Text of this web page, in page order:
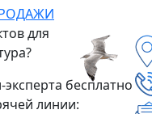
для
бесплатно
линии: